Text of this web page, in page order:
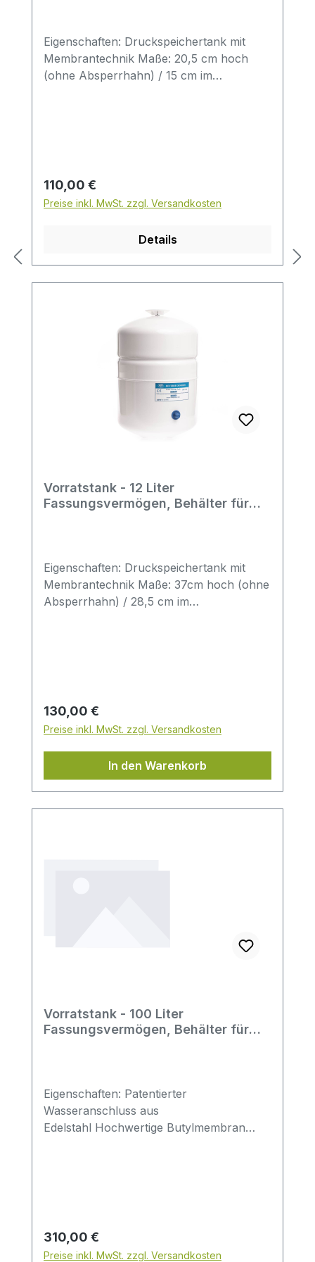
Eigenschaften: Druckspeichertank mit
Membrantechnik Maße: 20,5 cm hoch
(ohne Absperrhahn) / 15 cm im
werden!
Regulärer Preis:
110,00 €
Preise inkl. MwSt. zzgl. Versandkosten
Details
Vorratstank - 12 Liter
Fassungsvermögen, Behälter für
Eigenschaften: Druckspeichertank mit
Membrantechnik Maße: 37cm hoch (ohne
Absperrhahn) / 28,5 cm im
werden!
Regulärer Preis:
130,00 €
Preise inkl. MwSt. zzgl. Versandkosten
In den Warenkorb
Vorratstank - 100 Liter
Fassungsvermögen, Behälter für
Eigenschaften: Patentierter
Wasseranschluss aus
Edelstahl Hochwertige Butylmembran
Epoxidgrundierung Schraubdeckel mit O-
Ring zur zusätzlichen Abdichtung des
Regulärer Preis:
310,00 €
Preise inkl. MwSt. zzgl. Versandkosten